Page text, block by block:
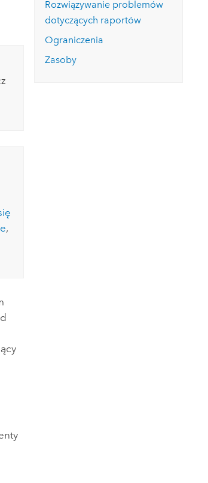
rozpocznij bezpłatny okres próbny.
Eksploruj aplikację ArcGIS Pro
Poznaj kurs
,
Rozwiązywanie problemów
dotyczących raportów
Ograniczenia
Zasoby